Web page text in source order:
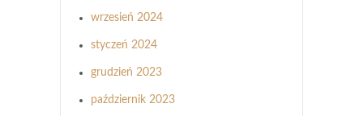
wrzesień 2024
styczeń 2024
grudzień 2023
październik 2023